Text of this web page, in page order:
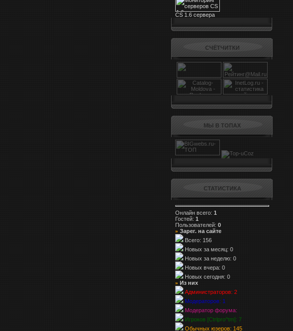
CS 1.6 сервера
СЧЁТЧИТКИ
МЫ В ТОПАХ
СТАТИСТИКА
Онлайн всего: 1
Гостей: 1
Пользователей: 0
» Зарег. на сайте
Всего: 156
Новых за месяц: 0
Новых за неделю: 0
Новых вчера: 0
Новых сегодня: 0
» Из них
Администраторов: 2
Модераторов: 1
Модератор форума:
Игроков [Ctrlpro^tm]: 7
Обычных юзеров: 145